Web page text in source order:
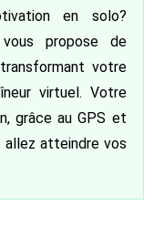
en solo?
vous propose de
votre
virtuel. Votre
grâce au GPS et
allez atteindre vos